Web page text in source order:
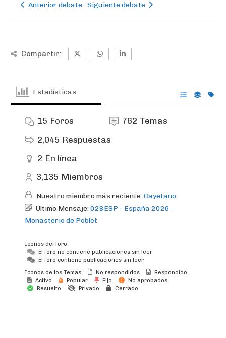
Anterior debate Siguiente debate
Compartir:
Estadísticas
15 Foros 762 Temas
2,045 Respuestas
2 En línea
3,135 Miembros
Nuestro miembro más reciente:Cayetano
Último Mensaje:028ESP - España 2026 -
Monasterio de Poblet
Iconos del foro:
El foro no contiene publicaciones sin leer
El foro contiene publicaciones sin leer
Iconos de los Temas:
No respondidos
Respondido
Activo
Popular Fijo
No aprobados
Resuelto
Privado Cerrado